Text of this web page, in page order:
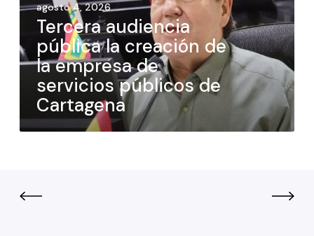
agosto 4, 2026
Tercera audiencia
pública la creación de
la empresa de
servicios públicos de
Cartagena